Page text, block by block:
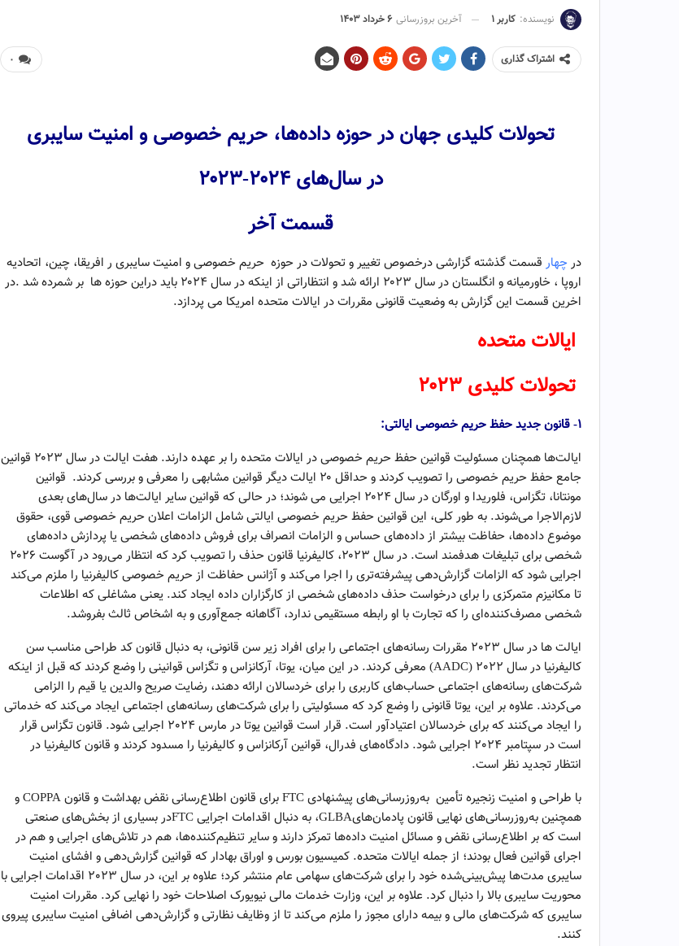
نویسنده: کاربر ۱ آخرین بروزرسانی ۶ خرداد ۱۴۰۳
۰ اشتراک گذاری
تحولات کلیدی جهان در حوزه داده‌ها، حریم خصوصی و امنیت سایبری
در سال‌های ۲۰۲۴-۲۰۲۳
قسمتآخر
درچهار قسمت گذشته گزارشی درخصوص تغییر و تحولات در حوزه حریم خصوصی و امنیت سایبری ر افریقا، چین، اتحادیه
اروپا ، خاورمیانه و انگلستان در سال ۲۰۲۳ ارائه شد و انتظاراتی از اینکه در سال ۲۰۲۴ باید دراین حوزه ها بر شمرده شد .در
اخرین قسمت این گزارش به وضعیت قانونی مقررات در ایالات متحده امریکا می پردازد.
ایالات متحده
تحولات کلیدی ۲۰۲۳
۱- قا
نون جدید حفظ حریم خصوصی ایالتی:
ایالت‌ها همچنان مسئولیت قوانین حفظ حریم خصوصی در ایالات متحده را بر عهده دارند. هفت ایالت در سال ۲۰۲۳ قوانین
جامع حفظ حریم خصوصی را تصویب کردند و حداقل ۲۰ ایالت دیگر قوانین مشابهی را معرفی و بررسی کردند. قوانین
مونتانا، تگزاس، فلوریدا و اورگان در سال ۲۰۲۴ اجرایی می شوند؛ در حالی که قوانین سایر ایالت‌ها در سال‌های بعدی
لازم‌الاجرا می‌شوند. به طور کلی، این قوانین حفظ حریم خصوصی ایالتی شامل الزامات اعلان حریم خصوصی قوی، حقوق
موضوع داده‌ها، حفاظت بیشتر از داده‌های حساس و الزامات انصراف برای فروش داده‌های شخصی یا پردازش داده‌های
شخصی برای تبلیغات هدفمند است. در سال ۲۰۲۳، کالیفرنیا قانون حذف را تصویب کرد که انتظار می‌رود در آگوست ۲۰۲۶
اجرایی شود که الزامات گزارش‌دهی پیشرفته‌تری را اجرا می‌کند و آژانس حفاظت از حریم خصوصی کالیفرنیا را ملزم می‌کند
تا مکانیزم متمرکزی را برای درخواست حذف داده‌های شخصی از کارگزاران داده ایجاد کند. یعنی مشاغلی که اطلاعات
شخصی مصرف‌کننده‌ای را که تجارت با او رابطه مستقیمی ندارد، آگاهانه جمع‌آوری و به اشخاص ثالث بفروشد.
ایالت ها در سال 2023 مقررات رسانه‌های اجتماعی را برای افراد زیر سن قانونی، به دنبال قانون کد طراحی مناسب سن
کالیفرنیا در سال 2022 (AADC) معرفی کردند. در این میان، یوتا، آرکانزاس و تگزاس قوانینی را وضع کردند که قبل از اینکه
شرکت‌های رسانه‌های اجتماعی حساب‌های کاربری را برای خردسالان ارائه دهند، رضایت صریح والدین یا قیم را الزامی
می‌کردند. علاوه بر این، یوتا قانونی را وضع کرد که مسئولیتی را برای شرکت‌های رسانه‌های اجتماعی ایجاد می‌کند که خدماتی
را ایجاد می‌کنند که برای خردسالان اعتیادآور است. قرار است قوانین یوتا در مارس 2024 اجرایی شود. قانون تگزاس قرار
است در سپتامبر 2024 اجرایی شود. دادگاه‌های فدرال، قوانین آرکانزاس و کالیفرنیا را مسدود کردند و قانون کالیفرنیا در
انتظار تجدید نظر است.
با طراحی و امنیت زنجیره تأمین به‌روزرسانی‌های پیشنهادی FTC برای قانون اطلاع‌رسانی نقض بهداشت و قانون COPPA و
همچنین به‌روزرسانی‌های نهایی قانون پادمان‌هایGLBA، به دنبال اقدامات اجرایی FTCدر بسیاری از بخش‌های صنعتی
است که بر اطلاع‌رسانی نقض و مسائل امنیت داده‌ها تمرکز دارند و سایر تنظیم‌کننده‌ها، هم در تلاش‌های اجرایی و هم در
اجرای قوانین فعال بودند؛ از جمله ایالات متحده. کمیسیون بورس و اوراق بهادار که قوانین گزارش‌دهی و افشای امنیت
سایبری مدت‌ها پیش‌بینی‌شده خود را برای شرکت‌های سهامی عام منتشر کرد؛ علاوه بر این، در سال 2023 اقدامات اجرایی با
محوریت سایبری بالا را دنبال کرد. علاوه بر این، وزارت خدمات مالی نیویورک اصلاحات خود را نهایی کرد. مقررات امنیت
سایبری که شرکت‌های مالی و بیمه دارای مجوز را ملزم می‌کند تا از وظایف نظارتی و گزارش‌دهی اضافی امنیت سایبری پیروی
کنند.